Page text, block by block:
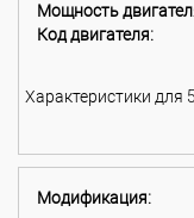
Мощность
Код двигателя:
Характеристики для
Модификация: